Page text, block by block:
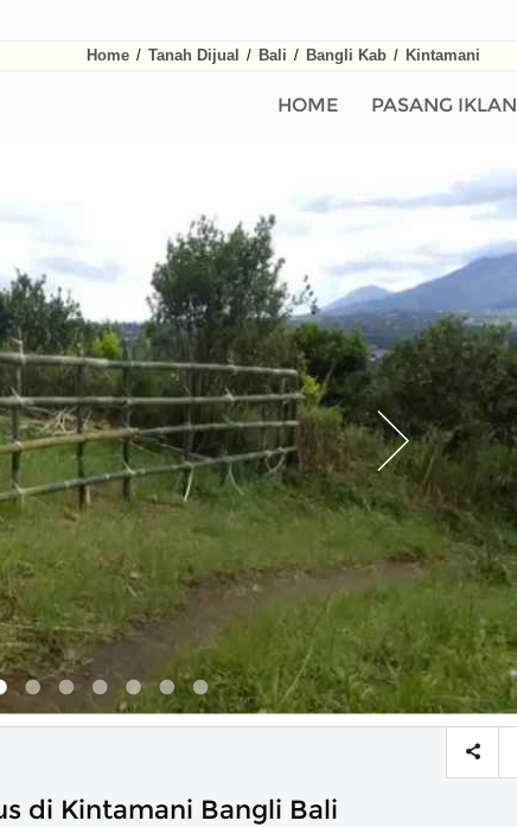
Home / Tanah Dijual / Bali / Bangli Kab / Kintamani
HOME PASANG IKLAN
di Kintamani Bangli Bali